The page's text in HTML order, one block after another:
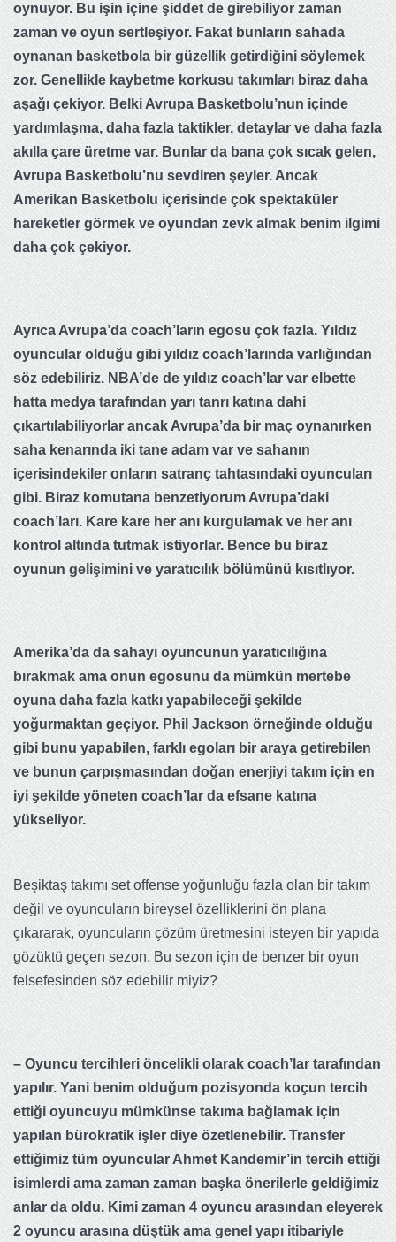
oynuyor. Bu işin içine şiddet de girebiliyor zaman
zaman ve oyun sertleşiyor. Fakat bunların sahada
oynanan basketbola bir güzellik getirdiğini söylemek
zor. Genellikle kaybetme korkusu takımları biraz daha
aşağı çekiyor. Belki Avrupa Basketbolu’nun içinde
yardımlaşma, daha fazla taktikler, detaylar ve daha fazla
akılla çare üretme var. Bunlar da bana çok sıcak gelen,
Avrupa Basketbolu’nu sevdiren şeyler. Ancak
Amerikan Basketbolu içerisinde çok spektaküler
hareketler görmek ve oyundan zevk almak benim ilgimi
daha çok çekiyor.
Ayrıca Avrupa’da coach’ların egosu çok fazla. Yıldız
oyuncular olduğu gibi yıldız coach’larında varlığından
söz edebiliriz. NBA’de de yıldız coach’lar var elbette
hatta medya tarafından yarı tanrı katına dahi
çıkartılabiliyorlar ancak Avrupa’da bir maç oynanırken
saha kenarında iki tane adam var ve sahanın
içerisindekiler onların satranç tahtasındaki oyuncuları
gibi. Biraz komutana benzetiyorum Avrupa’daki
coach’ları. Kare kare her anı kurgulamak ve her anı
kontrol altında tutmak istiyorlar. Bence bu biraz
oyunun gelişimini ve yaratıcılık bölümünü kısıtlıyor.
Amerika’da da sahayı oyuncunun yaratıcılığına
bırakmak ama onun egosunu da mümkün mertebe
oyuna daha fazla katkı yapabileceği şekilde
yoğurmaktan geçiyor. Phil Jackson örneğinde olduğu
gibi bunu yapabilen, farklı egoları bir araya getirebilen
ve bunun çarpışmasından doğan enerjiyi takım için en
iyi şekilde yöneten coach’lar da efsane katına
yükseliyor.
Beşiktaş takımı set offense yoğunluğu fazla olan bir takım
değil ve oyuncuların bireysel özelliklerini ön plana
çıkararak, oyuncuların çözüm üretmesini isteyen bir yapıda
gözüktü geçen sezon. Bu sezon için de benzer bir oyun
felsefesinden söz edebilir miyiz?
– Oyuncu tercihleri öncelikli olarak coach’lar tarafından
yapılır. Yani benim olduğum pozisyonda koçun tercih
ettiği oyuncuyu mümkünse takıma bağlamak için
yapılan bürokratik işler diye özetlenebilir. Transfer
ettiğimiz tüm oyuncular Ahmet Kandemir’in tercih ettiği
isimlerdi ama zaman zaman başka önerilerle geldiğimiz
anlar da oldu. Kimi zaman 4 oyuncu arasından eleyerek
2 oyuncu arasına düştük ama genel yapı itibariyle